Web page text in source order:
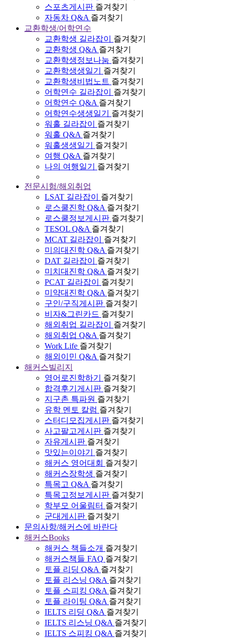
스포츠게시판 즐겨찾기
자동차 Q&A 즐겨찾기
교환학생/어학연수
교환학생 길라잡이
즐겨찾기
교환학생 Q&A 즐겨찾기
교환학생정보나눔 즐겨찾기
교환학생생일기
즐겨찾기
교환학생비법노트 즐겨찾기
어학연수 길라잡이
즐겨찾기
어학연수 Q&A 즐겨찾기
어학연수생생일기
즐겨찾기
워홀 길라잡이
즐겨찾기
워홀 Q&A 즐겨찾기
워홀생생일기
즐겨찾기
여행 Q&A 즐겨찾기
나의 여행일기
즐겨찾기
전문시험/해외취업
LSAT 길라잡이
즐겨찾기
로스쿨진학 Q&A 즐겨찾기
로스쿨정보게시판 즐겨찾기
TESOL Q&A 즐겨찾기
MCAT 길라잡이
즐겨찾기
미의대진학 Q&A 즐겨찾기
DAT 길라잡이
즐겨찾기
미치대진학 Q&A 즐겨찾기
PCAT 길라잡이
즐겨찾기
미약대진학 Q&A 즐겨찾기
구인/구직게시판 즐겨찾기
비자&그린카드 즐겨찾기
해외취업 길라잡이
즐겨찾기
해외취업 Q&A 즐겨찾기
Work Life 즐겨찾기
해외이민 Q&A 즐겨찾기
해커스빌리지
영어로진학하기
즐겨찾기
합격후기게시판 즐겨찾기
지구촌 특파원 즐겨찾기
유학 멘토 칼럼 즐겨찾기
스터디모집게시판 즐겨찾기
사고팔고게시판 즐겨찾기
자유게시판 즐겨찾기
맛있는이야기
즐겨찾기
해커스 영어대회 즐겨찾기
해커스장학생 즐겨찾기
특목고 Q&A 즐겨찾기
특목고정보게시판 즐겨찾기
학부모 어울림터 즐겨찾기
군대게시판 즐겨찾기
문의사항/해커스에 바란다
해커스Books
해커스 책들소개 즐겨찾기
해커스책들 FAQ 즐겨찾기
토플 리딩 Q&A 즐겨찾기
토플 리스닝 Q&A 즐겨찾기
토플 스피킹 Q&A 즐겨찾기
토플 라이팅 Q&A 즐겨찾기
IELTS 리딩 Q&A 즐겨찾기
IELTS 리스닝 Q&A 즐겨찾기
IELTS 스피킹 Q&A 즐겨찾기